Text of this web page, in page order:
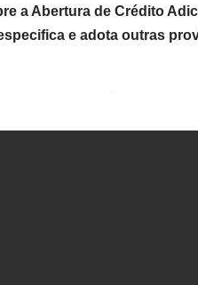
a Abertura de Crédito
e adota outras